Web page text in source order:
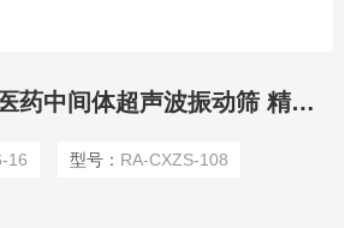
RA-CXZS-108医药中间体超声波振动筛 精细粉体筛分设备
16 型号： RA-CXZS-108